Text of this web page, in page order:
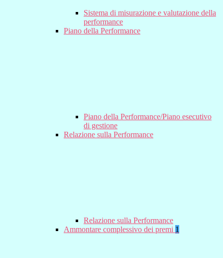
Sistema di misurazione e valutazione della
performance
Piano della Performance
Piano della Performance/Piano esecutivo
di gestione
Relazione sulla Performance
Relazione sulla Performance
Ammontare complessivo dei premi 1